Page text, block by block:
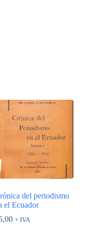
del periodismo
el Ecuador
+ IVA